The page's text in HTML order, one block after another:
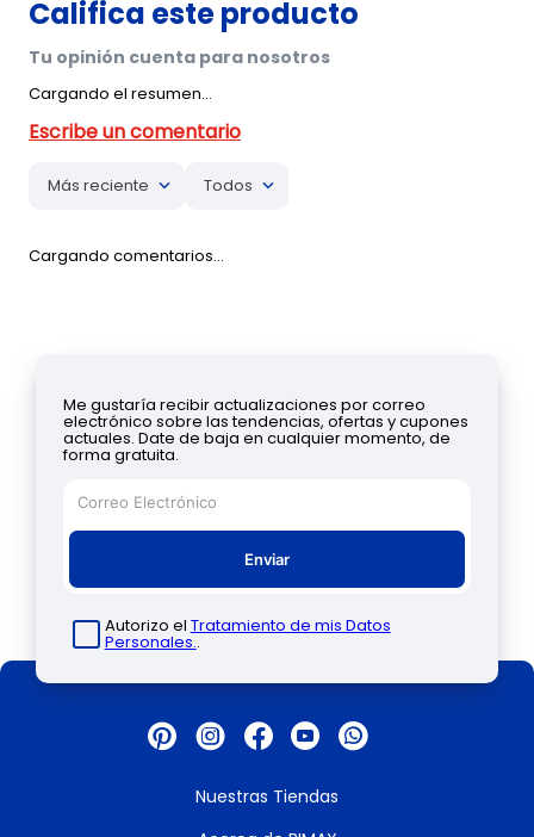
Cargando el resumen…
Más reciente Todos
Cargando comentarios…
Me gustaría recibir actualizaciones por correo
electrónico sobre las tendencias, ofertas y cupones
actuales. Date de baja en cualquier momento, de
forma gratuita.
Enviar
Autorizo el Tratamiento de mis Datos
Personales..
Nuestras Tiendas